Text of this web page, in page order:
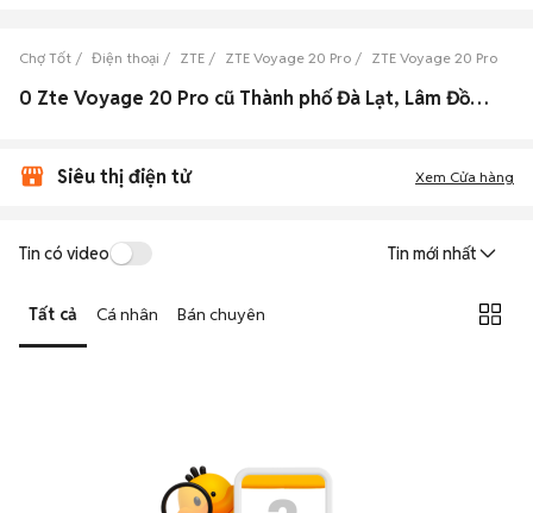
Chợ Tốt Điện thoại ZTE ZTE Voyage 20 Pro ZTE Voyage 20 Pro
0 Zte Voyage 20 Pro cũ Thành phố Đà Lạt, Lâm Đồng đẹp
Siêu thị điện tử Xem Cửa hàng
Tin có video Tin mới nhất
Tất cả Cá nhân Bán chuyên